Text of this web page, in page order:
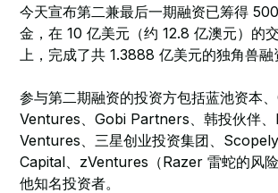
今天宣布第二兼最后一期融资已筹得
金，在 10 亿美元（约 12.8 亿澳元）的
上，完成了共 1.3888 亿美元的独角兽融
参与第二期融资的投资方包括蓝池资本
Ventures、Gobi Partners、韩投伙伴
Ventures、三星创业投资集团、
Capital、zVentures（Razer 雷蛇的风
他知名投资者。